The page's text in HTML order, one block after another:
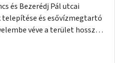
és Bezerédj Pál utcai
és esővízmegtartó
véve a terület hosszú